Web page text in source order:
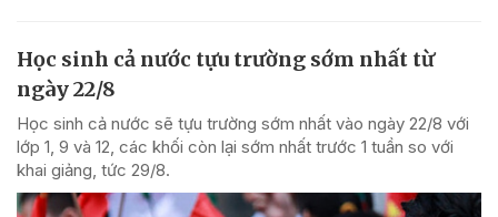
Học sinh cả nước tựu trường sớm nhất từ
ngày 22/8
Học sinh cả nước sẽ tựu trường sớm nhất vào ngày 22/8 với
lớp 1, 9 và 12, các khối còn lại sớm nhất trước 1 tuần so với
khai giảng, tức 29/8.